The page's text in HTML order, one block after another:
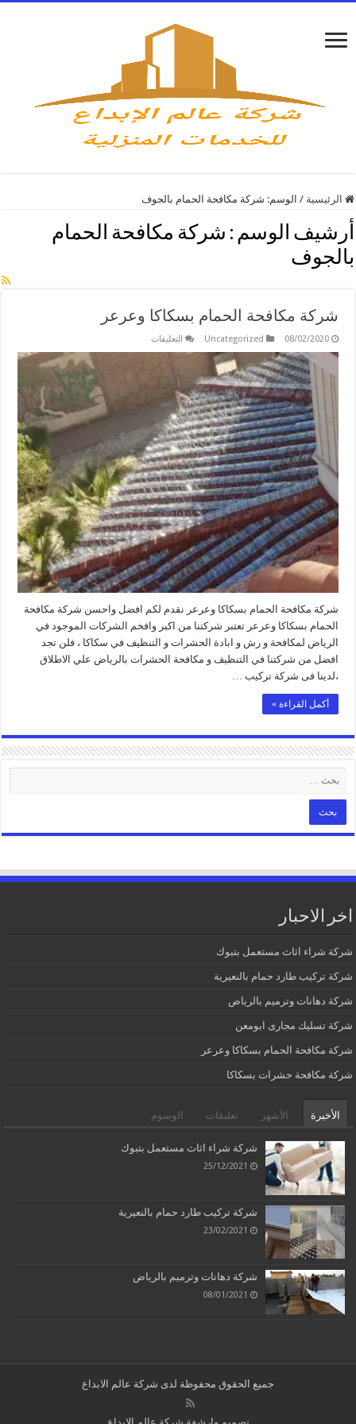
الرئيسية / الوسم: شركة مكافحة الحمام بالجوف
أرشيف الوسم : شركة مكافحة الحمام
بالجوف
شركة مكافحة الحمام بسكاكا وعرعر
08/02/2020
Uncategorized التعليقات
شركة مكافحة الحمام بسكاكا وعرعر نقدم لكم افضل واحسن شركة مكافحة
الحمام بسكاكا وعرعر تعتبر شركتنا من اكبر وافخم الشركات الموجود في
الرياض لمكافحة و رش و ابادة الحشرات و التنظيف في سكاكا ، فلن تجد
افضل من شركتنا في التنظيف و مكافحة الحشرات بالرياض علي الاطلاق
،لدينا فى شركة تركيب …
أكمل القراءة »
اخر الاحبار
شركة شراء اثاث مستعمل بتبوك
شركة تركيب طارد حمام بالنعيرية
شركة دهانات وترميم بالرياض
شركة تسليك مجارى ابومعن
شركة مكافحة الحمام بسكاكا وعرعر
شركة مكافحة حشرات بسكاكا
الأخيرة الأشهر تعليقات الوسوم
شركة شراء اثاث مستعمل بتبوك
25/12/2021
شركة تركيب طارد حمام بالنعيرية
23/02/2021
شركة دهانات وترميم بالرياض
08/01/2021
جميع الحقوق محفوظة لدى شركة عالم الابداع